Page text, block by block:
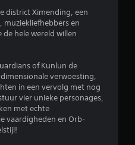
o
e
l
i
district Ximending, een
en
hele wereld willen
of Kunlun de
verwoesting,
in een vervolg met nog
vier unieke personages,
met echte
vaardigheden en Orb-